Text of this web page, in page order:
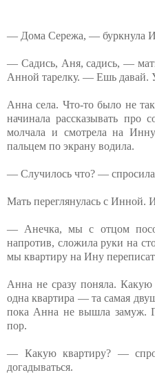
— Дома Сережа, — буркнула
— Садись, Аня, садись, — мать
Анной тарелку. — Ешь давай.
Анна села. Что-то было не
начинала рассказывать про
молчала и смотрела на
пальцем по экрану водила.
— Случилось что? —
Мать переглянулась с Инной.
— Анечка, мы с отцом
напротив, сложила руки на
мы квартиру на Ину
Анна не сразу поняла.
одна квартира — та самая
пока Анна не вышла замуж.
пор.
— Какую квартиру? —
догадываться.